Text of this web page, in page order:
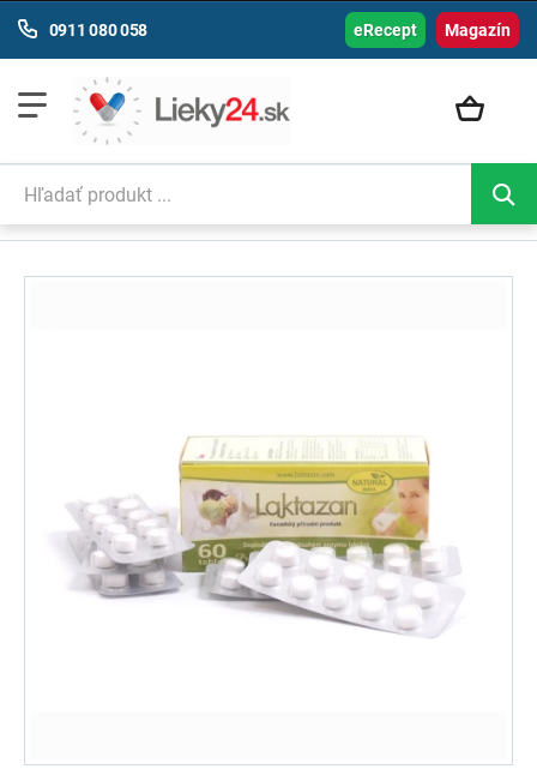
Magazín
0911 080 058 eRecept